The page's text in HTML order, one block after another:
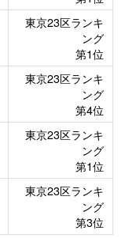
東京23区ランキ
ング
第1位
東京23区ランキ
ング
第4位
東京23区ランキ
ング
第1位
東京23区ランキ
ング
第3位